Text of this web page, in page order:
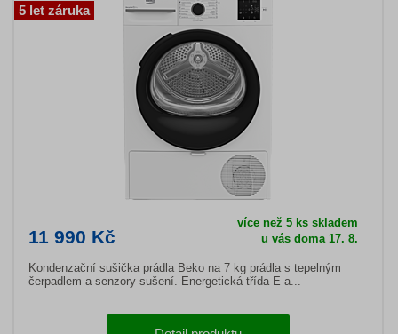
11 990 Kč
více než 5 ks skladem
u vás doma 17. 8.
Kondenzační sušička prádla Beko na 7 kg prádla s tepelným
čerpadlem a senzory sušení. Energetická třída E a...
5 let záruka